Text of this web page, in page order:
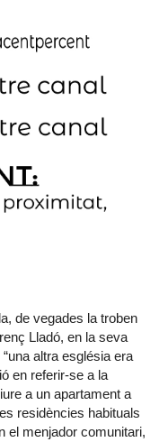
de vegades la troben
Lladó, en la seva
altra església era
en referir-se a la
a un apartament a
residències habituals
el menjador comunitari,